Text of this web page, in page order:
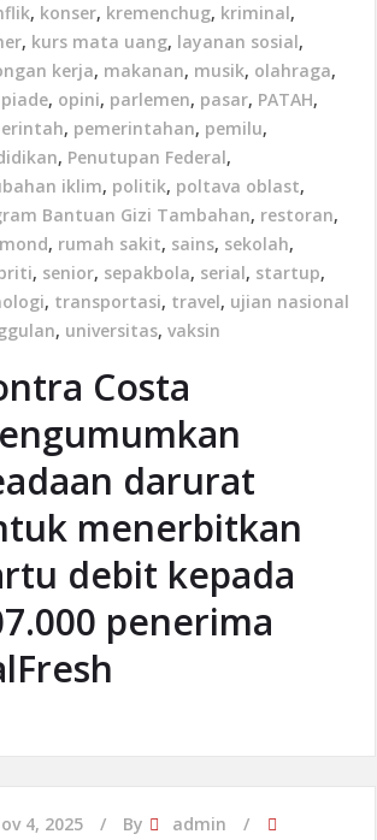
, konser, kremenchug, kriminal,
, kurs mata uang, layanan sosial,
kerja, makanan, musik, olahraga,
, opini, parlemen, pasar, PATAH,
, pemerintahan, pemilu,
, Penutupan Federal,
iklim, politik, poltava oblast,
Bantuan Gizi Tambahan, restoran,
, rumah sakit, sains, sekolah,
, senior, sepakbola, serial, startup,
, transportasi, travel, ujian nasional
, universitas, vaksin
Costa
darurat
menerbitkan
debit kepada
penerima
4, 2025 By
admin